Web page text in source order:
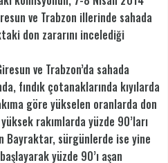
ve Trabzon illerinde sahada
don zararını incelediği
ve Trabzon’da sahada
fındık çotanaklarında kıyılarda
göre yükselen oranlarda don
rakımlarda yüzde 90’ları
Bayraktar, sürgünlerde ise yine
yüzde 90’ı aşan